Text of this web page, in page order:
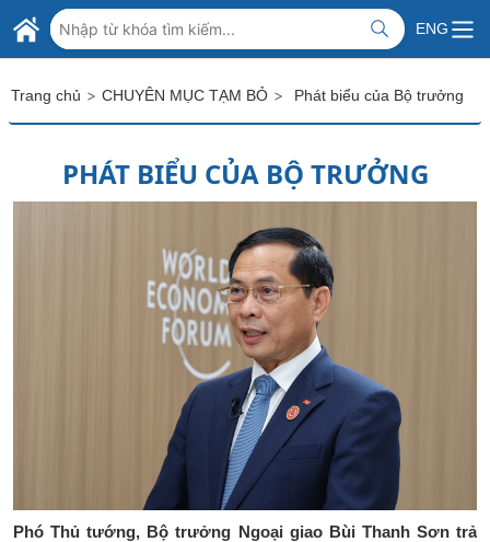
Skip to Main Content
BỘ NGOẠI GIAO VIỆT NAM
MINISTRY OF FOREIGN AFFAIRS
ENG
Trang chủ > CHUYÊN MỤC TẠM BỎ > Phát biểu của Bộ trưởng
PHÁT BIỂU CỦA BỘ TRƯỞNG
Phó Thủ tướng, Bộ trưởng Ngoại giao Bùi Thanh Sơn trả